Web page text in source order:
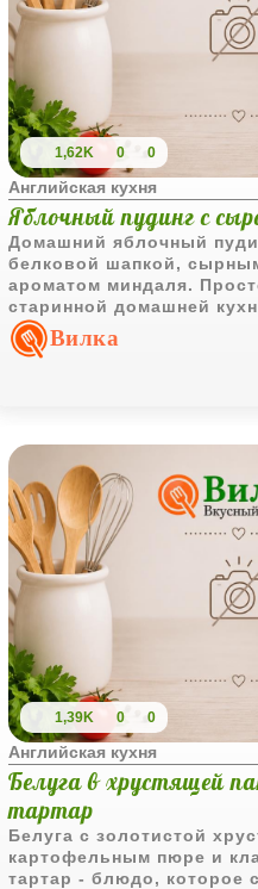
1,62K 0 0
Английская кухня
Яблочный пудинг с
Домашний яблочный
белковой шапкой,
ароматом миндаля.
старинной домашней
хорошо подавать тёплым.
Вилка
1,39K 0 0
Английская кухня
Белуга в хрустящей
тартар
Белуга с золотистой
картофельным пюре и
тартар - блюдо, которое